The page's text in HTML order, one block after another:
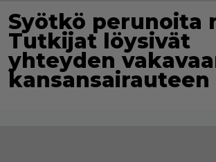
Syötkö perunoita
Tutkijat löysivät
yhteyden
kansansairauteen